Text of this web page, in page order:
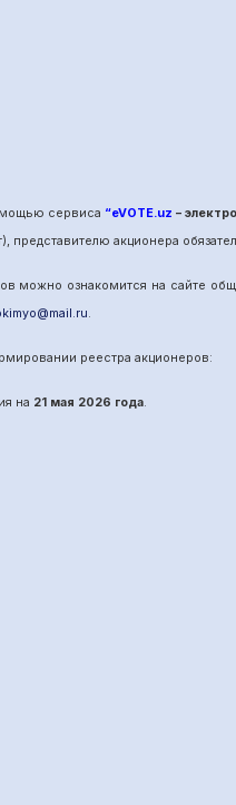
сервиса “eVOTE.uz –
акционера
можно ознакомится на сайте
.
реестра акционеров:
на 21 мая 2026 года.